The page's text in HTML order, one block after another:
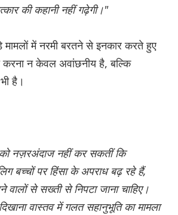
की कहानी नहीं गढ़ेगी।"
में नरमी बरतने से इनकार करते हुए
करना न केवल अवांछनीय है, बल्कि
है।
नज़रअंदाज नहीं कर सकतीं कि
बच्चों पर हिंसा के अपराध बढ़ रहे हैं,
से सख्ती से निपटा जाना चाहिए।
वास्तव में गलत सहानुभूति का मामला